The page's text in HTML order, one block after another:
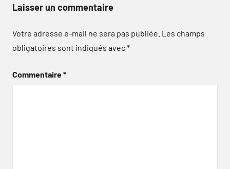
Laisser un commentaire
Votre adresse e-mail ne sera pas publiée. Les champs
obligatoires sont indiqués avec*
Commentaire*